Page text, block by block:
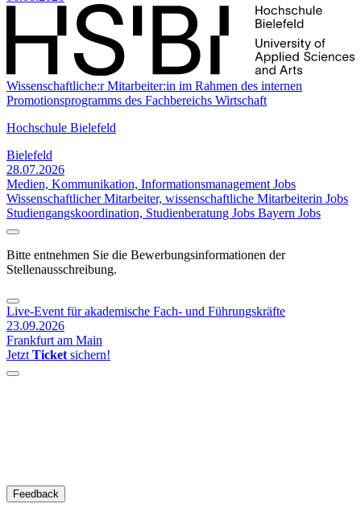
Wissenschaftliche:r Mitarbeiter:in im Rahmen des internen
Promotionsprogramms des Fachbereichs Wirtschaft
Hochschule Bielefeld
Bielefeld
28.07.2026
Medien, Kommunikation, Informationsmanagement Jobs
Wissenschaftlicher Mitarbeiter, wissenschaftliche Mitarbeiterin Jobs
Studiengangskoordination, Studienberatung Jobs Bayern Jobs
Bitte entnehmen Sie die Bewerbungsinformationen der
Stellenausschreibung.
Live-Event für akademische Fach- und Führungskräfte
23.09.2026
Frankfurt am Main
Jetzt Ticket sichern!
Feedback